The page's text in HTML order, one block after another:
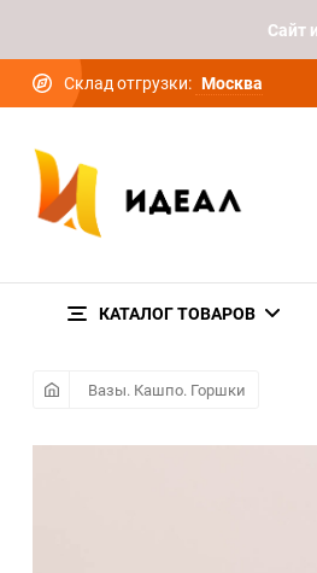
Cайт
Склад отгрузки: Москва
КАТАЛОГ ТОВАРОВ
Вазы. Кашпо. Горшки